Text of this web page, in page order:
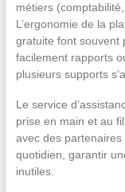
métiers
L’ergonomie de la
gratuite font souvent
facilement rapports
plusieurs supports
Le service
prise en main et au
avec des
quotidien, garantir
inutiles.